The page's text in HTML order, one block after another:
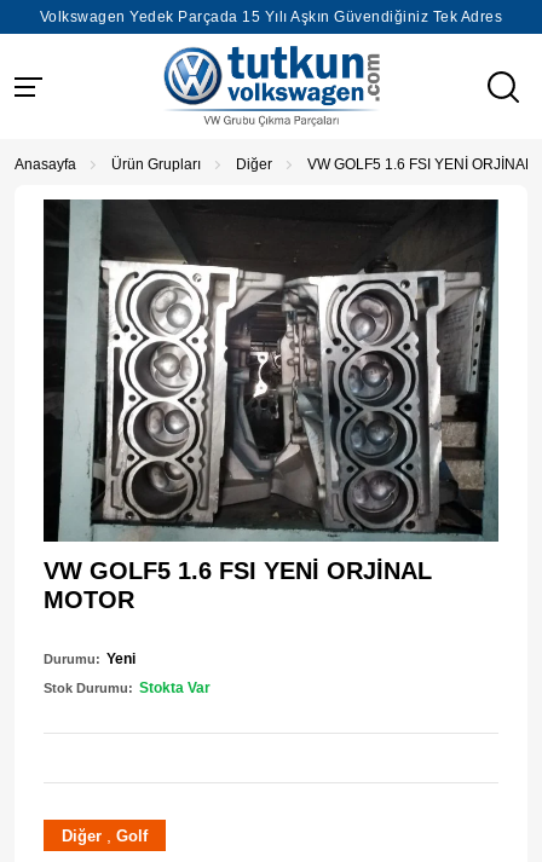
Volkswagen Yedek Parçada 15 Yılı Aşkın Güvendiğiniz Tek Adres
Anasayfa Ürün Grupları Diğer VW GOLF5 1.6 FSI YENİ ORJİNAL
VW GOLF5 1.6 FSI YENİ ORJİNAL
MOTOR
Durumu: Yeni
Stok Durumu: Stokta Var
Diğer Golf